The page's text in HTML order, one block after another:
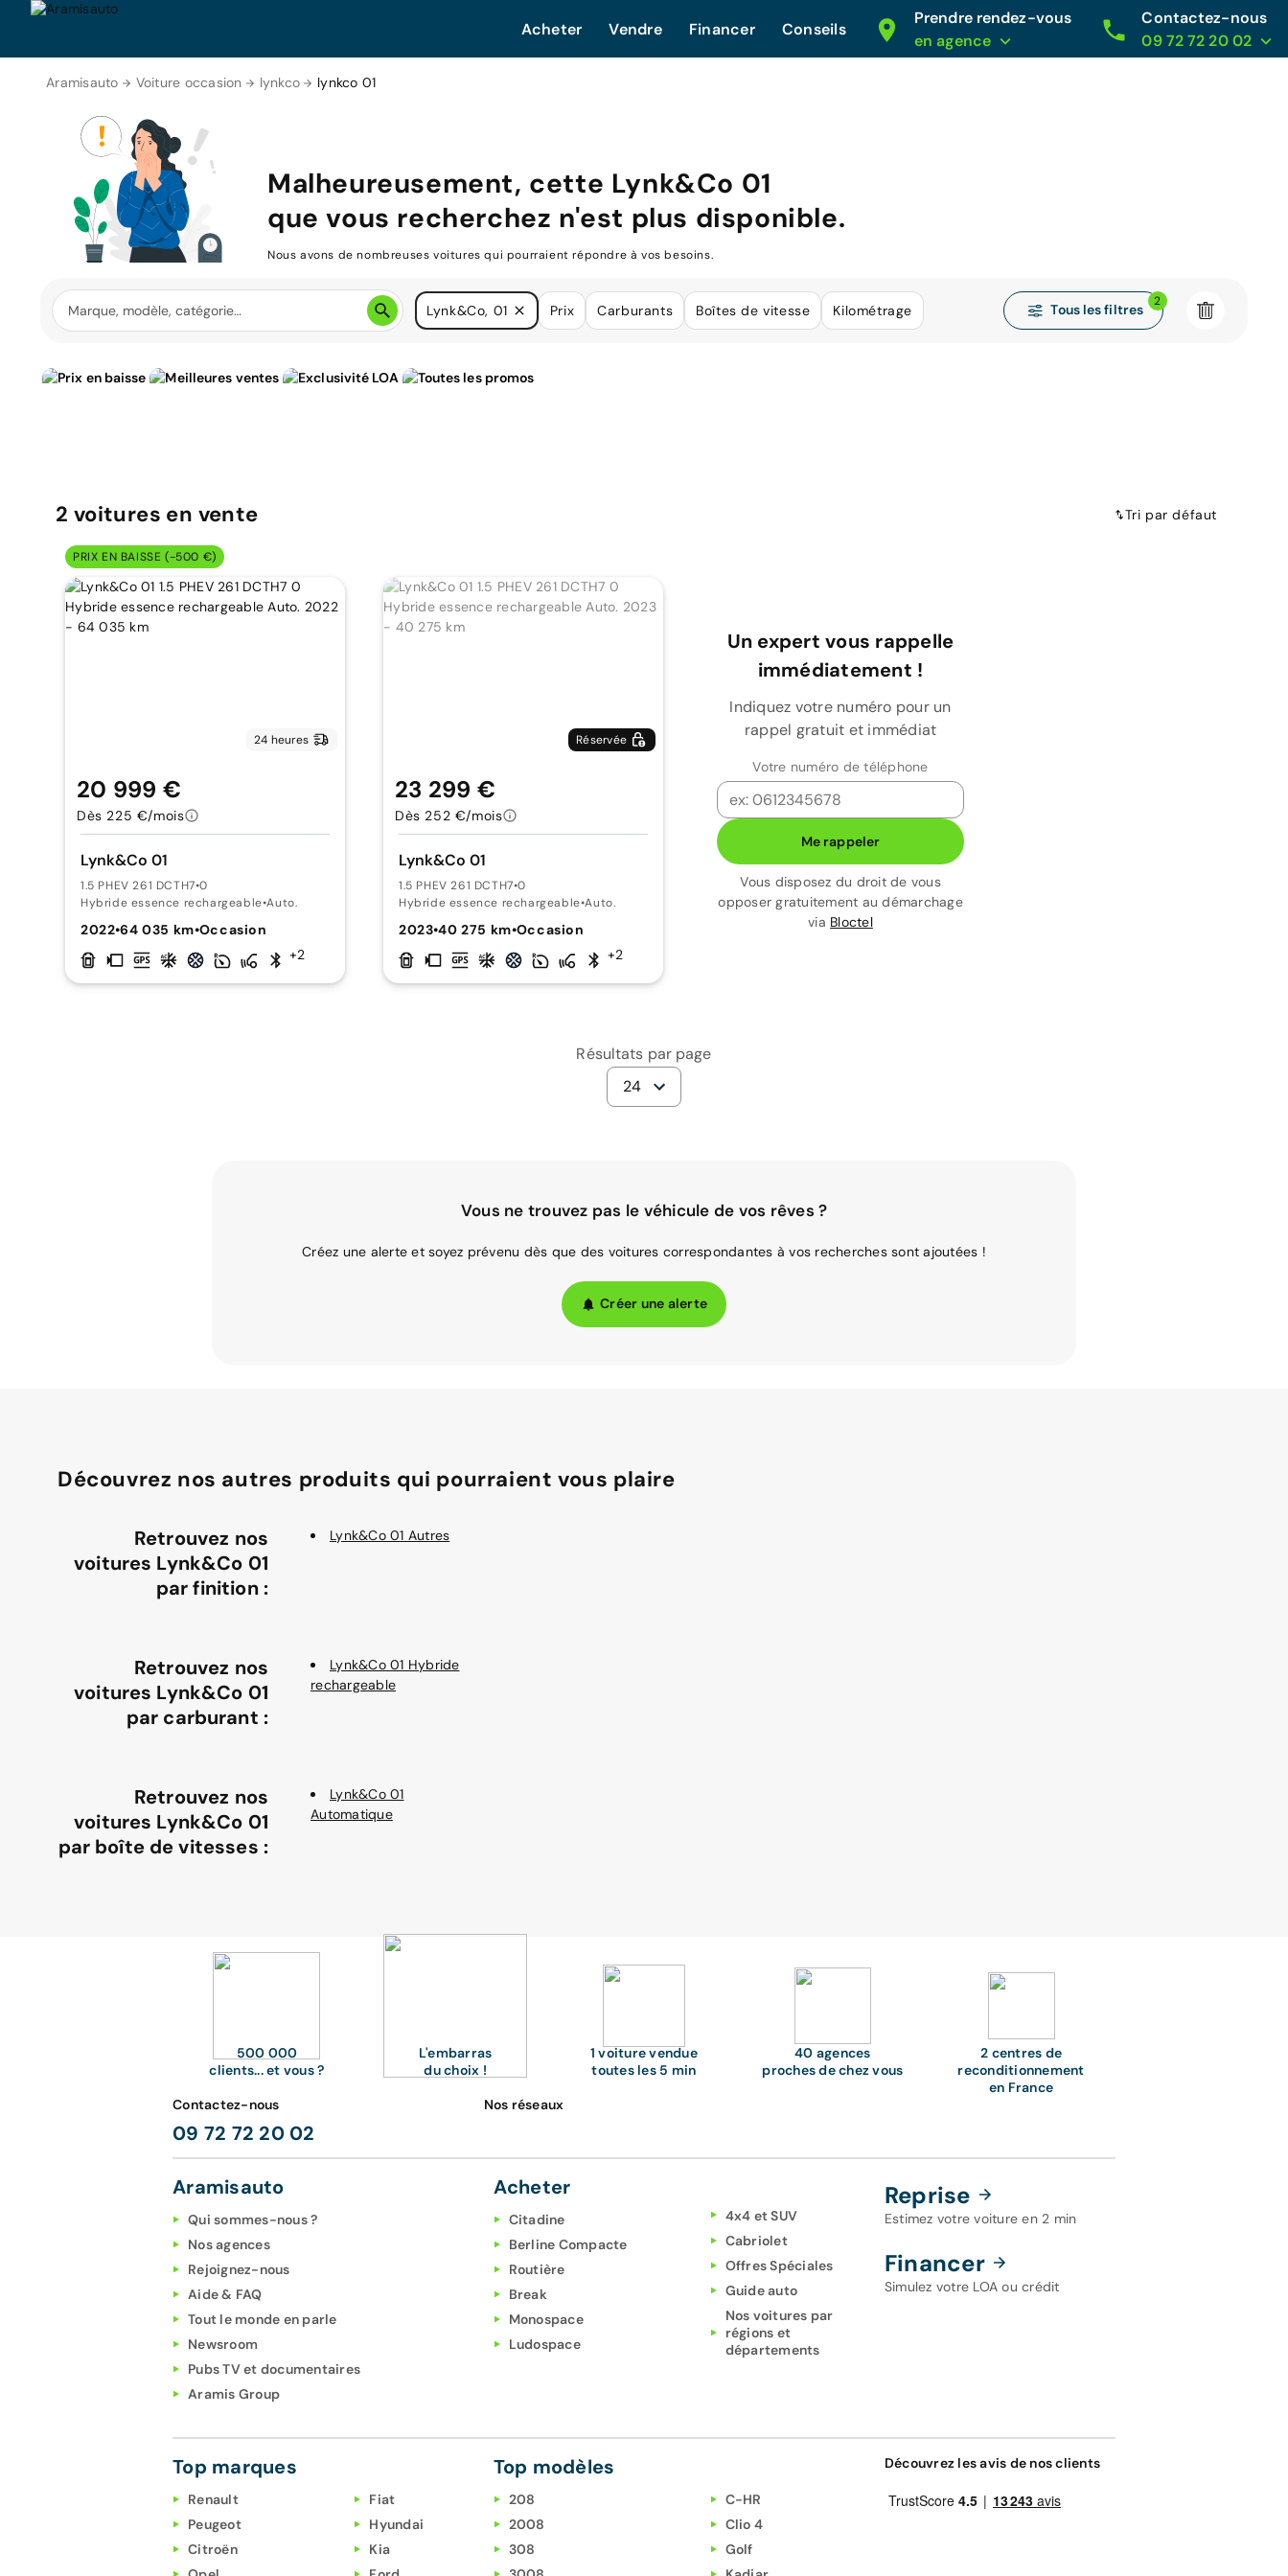
Acheter Vendre Financer Conseils
Prendre rendez-vous
en agence
Contactez-nous
09 72 72 20 02
Aramisauto Voiture occasion lynkco lynkco 01
Malheureusement, cette Lynk&Co 01
que vous recherchez n'est plus disponible.
Nous avons de nombreuses voitures qui pourraient répondre à vos besoins.
Lynk&Co, 01 Prix Carburants Boîtes de vitesse Kilométrage Tous les filtres
2
2 voitures en vente Tri par défaut
PRIX EN BAISSE (-500 €)
24 heures
Lynk&Co 01
1.5 PHEV 261 DCTH7•0
Hybride essence rechargeable•Auto.
2022•64 035 km•Occasion
+2
20 999 €
Dès 225 €/mois
Réservée
Lynk&Co 01
1.5 PHEV 261 DCTH7•0
Hybride essence rechargeable•Auto.
2023•40 275 km•Occasion
+2
23 299 €
Dès 252 €/mois
Un expert vous rappelle
immédiatement !
Indiquez votre numéro pour un
rappel gratuit et immédiat
Votre numéro de téléphone
Me rappeler
Vous disposez du droit de vous
opposer gratuitement au démarchage
via Bloctel
Résultats par page
24
Vous ne trouvez pas le véhicule de vos rêves ?
Créez une alerte et soyez prévenu dès que des voitures correspondantes à vos recherches sont ajoutées !
Créer une alerte
Découvrez nos autres produits qui pourraient vous plaire
Retrouvez nos
voitures Lynk&Co 01
par finition :
Lynk&Co 01 Autres
Retrouvez nos
voitures Lynk&Co 01
par carburant :
Lynk&Co 01 Hybride
rechargeable
Retrouvez nos
voitures Lynk&Co 01
par boîte de vitesses :
Lynk&Co 01
Automatique
500 000
clients... et vous ?
L'embarras
du choix !
1 voiture vendue
toutes les 5 min
40 agences
proches de chez vous
2 centres de
reconditionnement
en France
Contactez-nous
09 72 72 20 02
Nos réseaux
Aramisauto
Qui sommes-nous ?
Nos agences
Rejoignez-nous
Aide & FAQ
Tout le monde en parle
Newsroom
Pubs TV et documentaires
Aramis Group
Acheter
Citadine
Berline Compacte
Routière
Break
Monospace
Ludospace
4x4 et SUV
Cabriolet
Offres Spéciales
Guide auto
Nos voitures par
régions et
départements
Reprise
Estimez votre voiture en 2 min
Financer
Simulez votre LOA ou crédit
Top marques
Renault
Peugeot
Citroën
Fiat
Hyundai
Kia
Top modèles
208
2008
308
C-HR
Clio 4
Golf
Découvrez les avis de nos clients